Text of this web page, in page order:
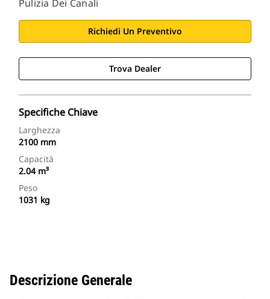
Pulizia Dei Canali
Richiedi Un Preventivo
Trova Dealer
Specifiche Chiave
Larghezza
2100 mm
Capacità
2.04 m³
Peso
1031 kg
Descrizione Generale